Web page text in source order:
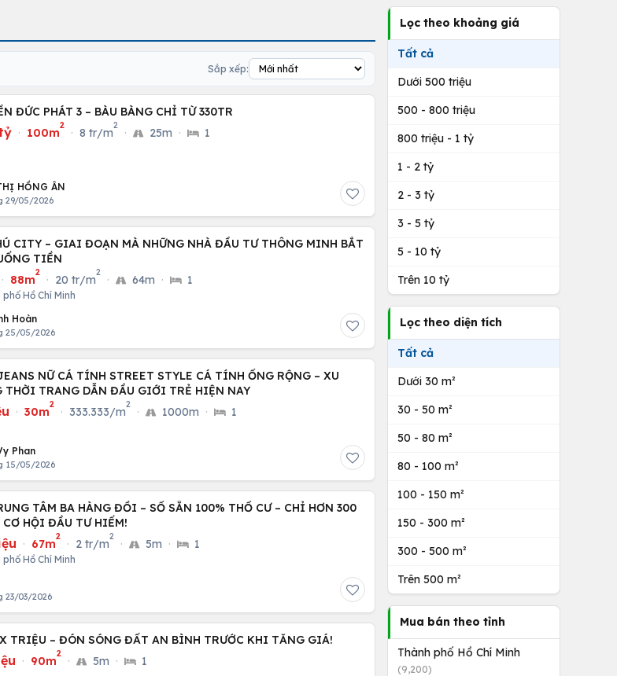
Sắp xếp:
ĐỨC PHÁT 3 – BÀU BÀNG CHỈ TỪ 330TR
· 100m
2
· 8 tr/m
2
· 25m · 1
HỒNG ÂN
29/05/2026
CITY – GIAI ĐOẠN MÀ NHỮNG NHÀ ĐẦU TƯ THÔNG MINH BẮT
TIỀN
· 88m
2
· 20 tr/m
2
· 64m · 1
phố Hồ Chí Minh
Hoàn
25/05/2026
NỮ CÁ TÍNH STREET STYLE CÁ TÍNH ỐNG RỘNG – XU
THỜI TRANG DẪN ĐẦU GIỚI TRẺ HIỆN NAY
· 30m
2
· 333.333/m
2
· 1000m · 1
Phan
15/05/2026
TÂM BA HÀNG ĐỒI – SỔ SẴN 100% THỔ CƯ – CHỈ HƠN 300
CƠ HỘI ĐẦU TƯ HIẾM!
· 67m
2
· 2 tr/m
2
· 5m · 1
phố Hồ Chí Minh
23/03/2026
TRIỆU – ĐÓN SÓNG ĐẤT AN BÌNH TRƯỚC KHI TĂNG GIÁ!
· 90m
2
· 5m · 1
Lọc theo khoảng giá
Tất cả
Dưới 500 triệu
500 - 800 triệu
800 triệu - 1 tỷ
1 - 2 tỷ
2 - 3 tỷ
3 - 5 tỷ
5 - 10 tỷ
Trên 10 tỷ
Lọc theo diện tích
Tất cả
Dưới 30 m²
30 - 50 m²
50 - 80 m²
80 - 100 m²
100 - 150 m²
150 - 300 m²
300 - 500 m²
Trên 500 m²
Mua bán theo tỉnh
Thành phố Hồ Chí Minh
(9,200)